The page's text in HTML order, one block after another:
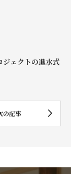
ェクトの進水式